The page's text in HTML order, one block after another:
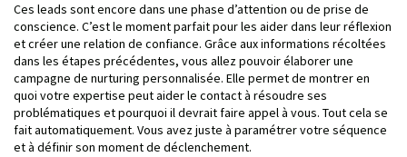
Ces leads sont encore dans une phase d’attention ou de prise de
conscience. C’est le moment parfait pour les aider dans leur réflexion
et créer une relation de confiance. Grâce aux informations récoltées
dans les étapes précédentes, vous allez pouvoir élaborer une
campagne de nurturing personnalisée. Elle permet de montrer en
quoi votre expertise peut aider le contact à résoudre ses
problématiques et pourquoi il devrait faire appel à vous. Tout cela se
fait automatiquement. Vous avez juste à paramétrer votre séquence
et à définir son moment de déclenchement.